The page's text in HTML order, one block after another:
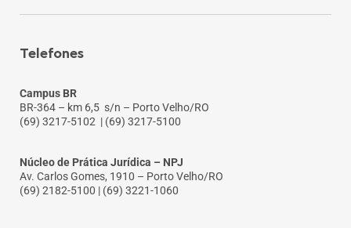
Telefones
Campus BR
BR-364 – km 6,5 s/n – Porto Velho/RO
(69) 3217-5102 | (69) 3217-5100
Núcleo de Prática Jurídica – NPJ
Av. Carlos Gomes, 1910 – Porto Velho/RO
(69) 2182-5100 | (69) 3221-1060